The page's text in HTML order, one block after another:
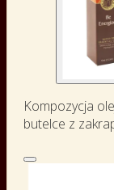
Kompozycja
butelce z